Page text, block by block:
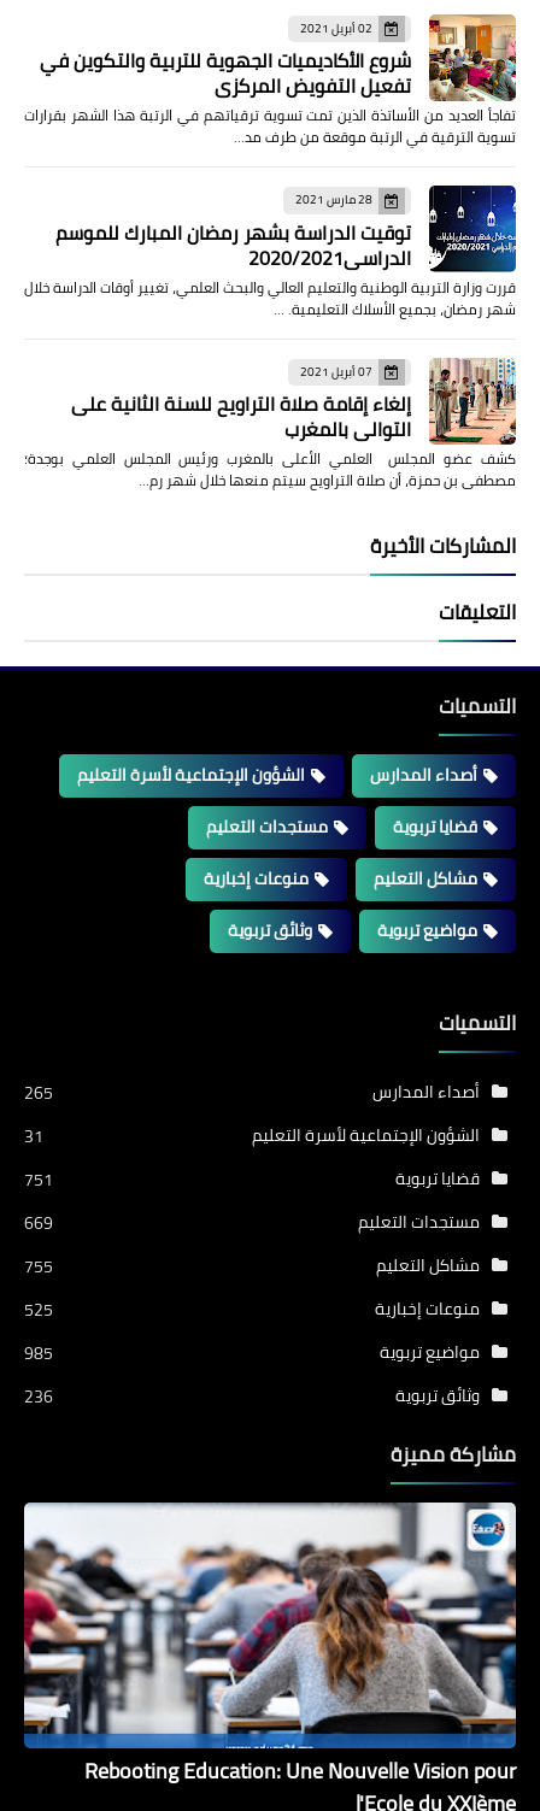
02 أبريل 2021
شروع الأكاديميات الجهوية للتربية والتكوين في
تفعيل التفويض المركزي
تفاجأ العديد من الأساتذة الذين تمت تسوية ترقياتهم في الرتبة هذا الشهر بقرارات
تسوية الترقية في الرتبة موقعة من طرف مد…
28 مارس 2021
توقيت الدراسة بشهر رمضان المبارك للموسم
الدراسي2020/2021
قررت وزارة التربية الوطنية والتعليم العالي والبحث العلمي، تغيير أوقات الدراسة خلال
شهر رمضان، بجميع الأسلاك التعليمية. …
07 أبريل 2021
إلغاء إقامة صلاة التراويح للسنة الثانية على
التوالي بالمغرب
كشف عضو المجلس العلمي الأعلى بالمغرب ورئيس المجلس العلمي بوجدة؛
مصطفى بن حمزة، أن صلاة التراويح سيتم منعها خلال شهر رم…
المشاركات الأخيرة
التعليقات
التسميات
أصداء المدارس
الشؤون الإجتماعية لأسرة التعليم
قضايا تربوية
مستجدات التعليم
مشاكل التعليم
منوعات إخبارية
مواضيع تربوية
وثائق تربوية
التسميات
أصداء المدارس
265
الشؤون الإجتماعية لأسرة التعليم
31
قضايا تربوية
751
مستجدات التعليم
669
مشاكل التعليم
755
منوعات إخبارية
525
مواضيع تربوية
985
وثائق تربوية
236
مشاركة مميزة
Rebooting Education: Une Nouvelle Vision pour